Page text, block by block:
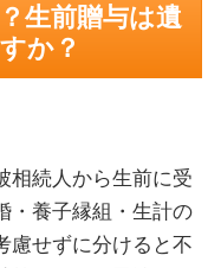
生前贈与は遺
か？
相続人から生前に受
・養子縁組・生計の
慮せずに分けると不